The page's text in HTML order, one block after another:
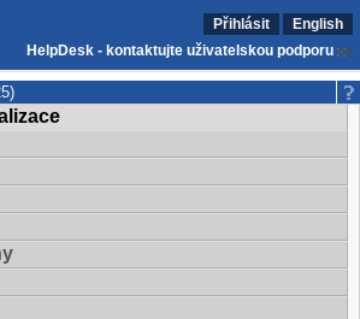
Přihlásit
English
HelpDesk - kontaktujte uživatelskou podporu